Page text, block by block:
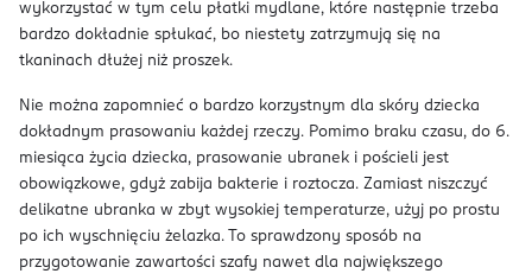
wykorzystać w tym celu płatki mydlane, które następnie trzeba
bardzo dokładnie spłukać, bo niestety zatrzymują się na
tkaninach dłużej niż proszek.
Nie można zapomnieć o bardzo korzystnym dla skóry dziecka
dokładnym prasowaniu każdej rzeczy. Pomimo braku czasu, do 6.
miesiąca życia dziecka, prasowanie ubranek i pościeli jest
obowiązkowe, gdyż zabija bakterie i roztocza. Zamiast niszczyć
delikatne ubranka w zbyt wysokiej temperaturze, użyj po prostu
po ich wyschnięciu żelazka. To sprawdzony sposób na
przygotowanie zawartości szafy nawet dla największego